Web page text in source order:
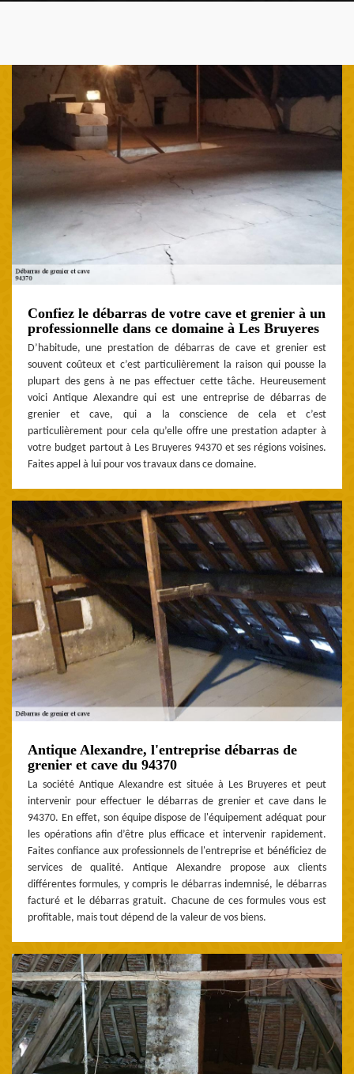
Confiez le débarras de votre cave et grenier à un
professionnelle dans ce domaine à Les Bruyeres
D’habitude, une prestation de débarras de cave et grenier est
souvent coûteux et c’est particulièrement la raison qui pousse la
plupart des gens à ne pas effectuer cette tâche. Heureusement
voici Antique Alexandre qui est une entreprise de débarras de
grenier et cave, qui a la conscience de cela et c’est
particulièrement pour cela qu’elle offre une prestation adapter à
votre budget partout à Les Bruyeres 94370 et ses régions voisines.
Faites appel à lui pour vos travaux dans ce domaine.
Antique Alexandre, l'entreprise débarras de
grenier et cave du 94370
La société Antique Alexandre est située à Les Bruyeres et peut
intervenir pour effectuer le débarras de grenier et cave dans le
94370. En effet, son équipe dispose de l'équipement adéquat pour
les opérations afin d’être plus efficace et intervenir rapidement.
Faites confiance aux professionnels de l'entreprise et bénéficiez de
services de qualité. Antique Alexandre propose aux clients
différentes formules, y compris le débarras indemnisé, le débarras
facturé et le débarras gratuit. Chacune de ces formules vous est
profitable, mais tout dépend de la valeur de vos biens.